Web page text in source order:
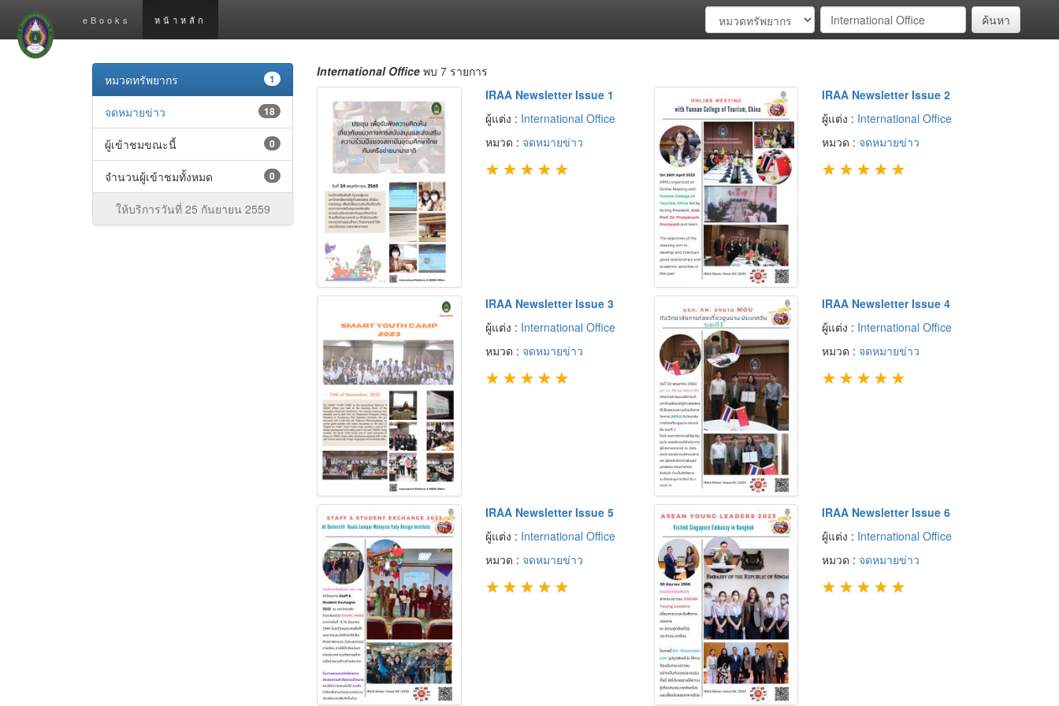
eBooks หน้าหลัก ค้นหา
1
หมวดทรัพยากร
18
จดหมายข่าว
0
ผู้เข้าชมขณะนี้
0
จำนวนผู้เข้าชมทั้งหมด
ให้บริการวันที่ 25 กันยายน 2559
International Office พบ 7 รายการ
IRAA Newsletter Issue 1
ผู้แต่ง : International Office
หมวด : จดหมายข่าว
★ ★ ★ ★ ★
IRAA Newsletter Issue 2
ผู้แต่ง : International Office
หมวด : จดหมายข่าว
★ ★ ★ ★ ★
IRAA Newsletter Issue 3
ผู้แต่ง : International Office
หมวด : จดหมายข่าว
★ ★ ★ ★ ★
IRAA Newsletter Issue 4
ผู้แต่ง : International Office
หมวด : จดหมายข่าว
★ ★ ★ ★ ★
IRAA Newsletter Issue 5
ผู้แต่ง : International Office
หมวด : จดหมายข่าว
★ ★ ★ ★ ★
IRAA Newsletter Issue 6
ผู้แต่ง : International Office
หมวด : จดหมายข่าว
★ ★ ★ ★ ★